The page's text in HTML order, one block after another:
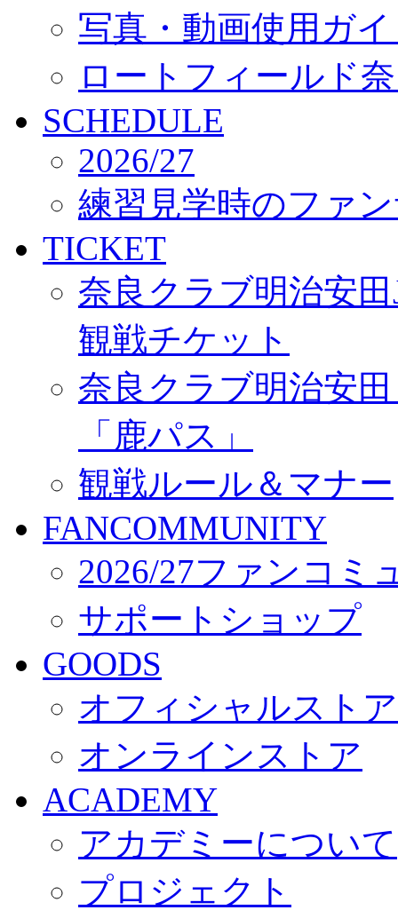
写真・動画使用ガ
ロートフィールド
SCHEDULE
2026/27
練習見学時のファ
TICKET
奈良クラブ明治安
観戦チケット
奈良クラブ明治安
「鹿パス」
観戦ルール＆マナー
FANCOMMUNITY
2026/27ファンコミ
サポートショップ
GOODS
オフィシャルスト
オンラインストア
ACADEMY
アカデミーについて
プロジェクト